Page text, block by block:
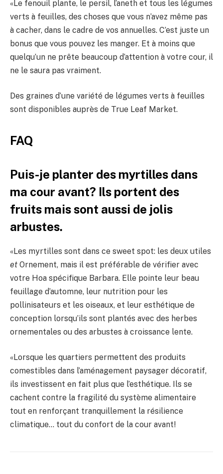
«Le fenouil plante, le persil, l’aneth et tous les légumes
verts à feuilles, des choses que vous n’avez même pas
à cacher, dans le cadre de vos annuelles. C’est juste un
bonus que vous pouvez les manger. Et à moins que
quelqu’un ne prête beaucoup d’attention à votre cour, il
ne le saura pas vraiment.
Des graines d’une variété de légumes verts à feuilles
sont disponibles auprès de True Leaf Market.
FAQ
Puis-je planter des myrtilles dans
ma cour avant? Ils portent des
fruits mais sont aussi de jolis
arbustes.
«Les myrtilles sont dans ce sweet spot: les deux utiles
et Ornement, mais il est préférable de vérifier avec
votre Hoa spécifique Barbara. Elle pointe leur beau
feuillage d’automne, leur nutrition pour les
pollinisateurs et les oiseaux, et leur esthétique de
conception lorsqu’ils sont plantés avec des herbes
ornementales ou des arbustes à croissance lente.
«Lorsque les quartiers permettent des produits
comestibles dans l’aménagement paysager décoratif,
ils investissent en fait plus que l’esthétique. Ils se
cachent contre la fragilité du système alimentaire
tout en renforçant tranquillement la résilience
climatique… tout du confort de la cour avant!